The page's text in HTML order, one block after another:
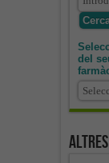
del
Altres